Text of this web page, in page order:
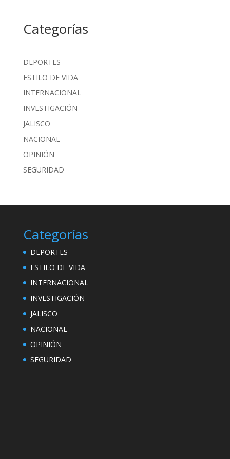
Categorías
DEPORTES
ESTILO DE VIDA
INTERNACIONAL
INVESTIGACIÓN
JALISCO
NACIONAL
OPINIÓN
SEGURIDAD
Categorías
DEPORTES
ESTILO DE VIDA
INTERNACIONAL
INVESTIGACIÓN
JALISCO
NACIONAL
OPINIÓN
SEGURIDAD